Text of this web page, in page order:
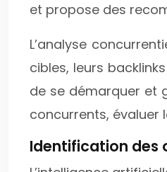
et propose des
L’analyse
cibles, leurs
de se démarquer et
concurrents, évaluer
Identification des